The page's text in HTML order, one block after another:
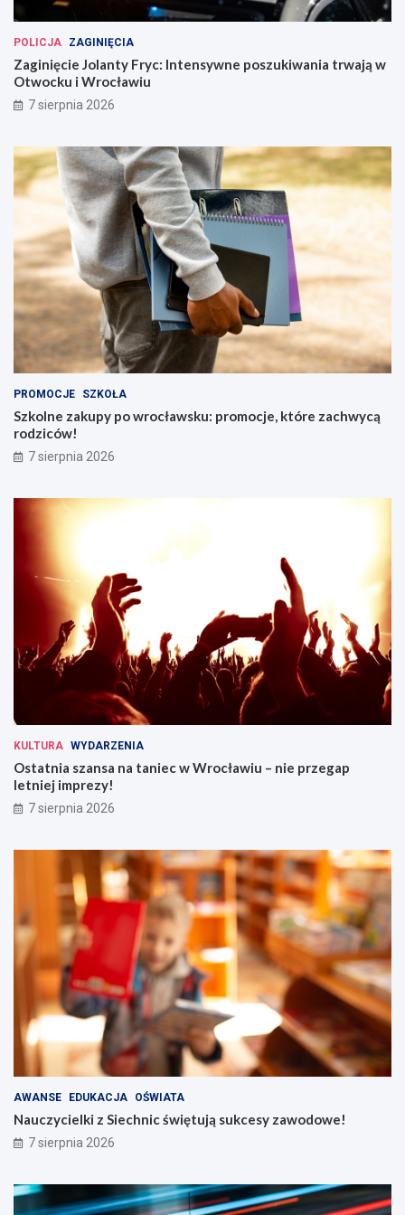
w
L
w
ó
u
Ś
l
ą
k
i
m
POLICJA ZAGINIĘCIA
Zaginięcie Jolanty Fryc: Intensywne poszukiwania trwają w
Otwocku i Wrocławiu
7 sierpnia 2026
PROMOCJE SZKOŁA
Szkolne zakupy po wrocławsku: promocje, które zachwycą
rodziców!
7 sierpnia 2026
KULTURA WYDARZENIA
Ostatnia szansa na taniec w Wrocławiu – nie przegap
letniej imprezy!
7 sierpnia 2026
AWANSE EDUKACJA OŚWIATA
Nauczycielki z Siechnic świętują sukcesy zawodowe!
7 sierpnia 2026